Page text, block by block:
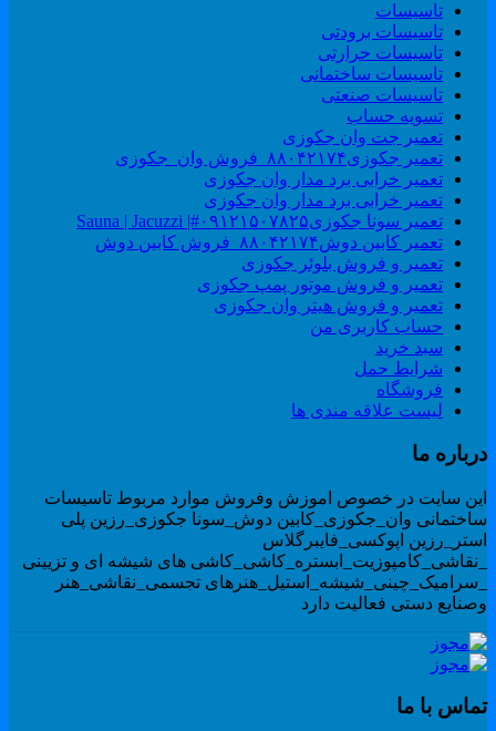
تاسیسات
تاسیسات برودتی
تاسیسات حرارتی
تاسیسات ساختمانی
تاسیسات صنعتی
تسویه حساب
تعمیر جت وان جکوزی
تعمیر جکوزی۸۸۰۴۲۱۷۴_فروش وان_جکوزی
تعمیر خرابی برد مدار وان جکوزی
تعمیر خرابی برد مدار وان جکوزی
تعمیر سونا جکوزی۰۹۱۲۱۵۰۷۸۲۵#| Sauna | Jacuzzi
تعمیر کابین دوش۸۸۰۴۲۱۷۴_فروش کابین دوش
تعمیر و فروش بلوئر جکوزی
تعمیر و فروش موتور پمپ جکوزی
تعمیر و فروش هیتر وان جکوزی
حساب کاربری من
سبد خرید
شرایط حمل
فروشگاه
لیست علاقه مندی ها
ما
سایت در خصوص اموزش وفروش موارد مربوط تاسیسات
وان_جکوزی_کابین دوش_سونا جکوزی_رزین پلی
اپوکسی_فایبرگلاس
های شیشه ای و تزیینی
تجسمی_نقاشی_هنر
دستی فعالیت دارد
با ما